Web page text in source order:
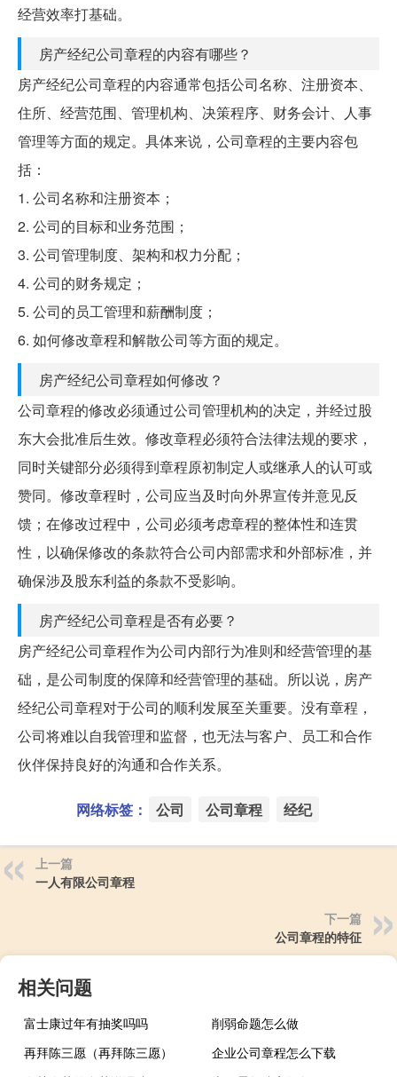
经营效率打基础。
房产经纪公司章程的内容有哪些？
房产经纪公司章程的内容通常包括公司名称、注册资本、
住所、经营范围、管理机构、决策程序、财务会计、人事
管理等方面的规定。具体来说，公司章程的主要内容包
括：
1. 公司名称和注册资本；
2. 公司的目标和业务范围；
3. 公司管理制度、架构和权力分配；
4. 公司的财务规定；
5. 公司的员工管理和薪酬制度；
6. 如何修改章程和解散公司等方面的规定。
房产经纪公司章程如何修改？
公司章程的修改必须通过公司管理机构的决定，并经过股
东大会批准后生效。修改章程必须符合法律法规的要求，
同时关键部分必须得到章程原初制定人或继承人的认可或
赞同。修改章程时，公司应当及时向外界宣传并意见反
馈；在修改过程中，公司必须考虑章程的整体性和连贯
性，以确保修改的条款符合公司内部需求和外部标准，并
确保涉及股东利益的条款不受影响。
房产经纪公司章程是否有必要？
房产经纪公司章程作为公司内部行为准则和经营管理的基
础，是公司制度的保障和经营管理的基础。所以说，房产
经纪公司章程对于公司的顺利发展至关重要。没有章程，
公司将难以自我管理和监督，也无法与客户、员工和合作
伙伴保持良好的沟通和合作关系。
网络标签： 公司 公司章程 经纪
上一篇
一人有限公司章程
下一篇
公司章程的特征
相关问题
富士康过年有抽奖吗吗
削弱命题怎么做
再拜陈三愿（再拜陈三愿）
企业公司章程怎么下载